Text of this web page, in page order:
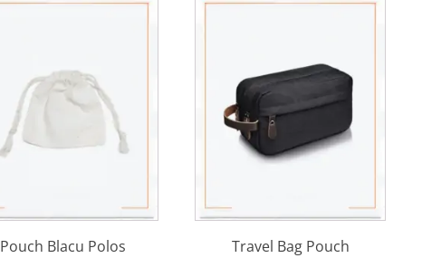
Pouch Blacu Polos
Travel Bag Pouch